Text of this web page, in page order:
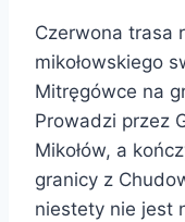
Czerwona trasa
mikołowskiego
Mitręgówce na
Prowadzi przez
Mikołów, a
granicy z
niestety nie jest